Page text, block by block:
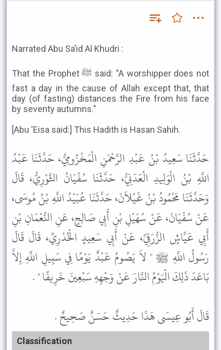
Narrated Abu Sa’id Al Khudri :
That the Prophet ﷺ said: "A worshipper does not
fast a day in the cause of Allah except that, that
day (of fasting) distances the Fire from his face
by seventy autumns."
[Abu 'Eisa said:] This Hadith is Hasan Sahih.
حَدَّثَنَا سَعِيدُ بْنُ عَبْدِ الرَّحْمَنِ الْمَخْزُومِيُّ، حَدَّثَنَا عَبْدُ
اللَّهِ بْنُ الْوَلِيدِ الْعَدَنِيُّ، حَدَّثَنَا سُفْيَانُ الثَّوْرِيُّ، قَالَ
وَحَدَّثَنَا مَحْمُودُ بْنُ غَيْلاَنَ، حَدَّثَنَا عُبَيْدُ اللَّهِ بْنُ مُوسَى،
عَنْ سُفْيَانَ، عَنْ سُهَيْلِ بْنِ أَبِي صَالِحٍ، عَنِ النُّعْمَانِ بْنِ
أَبِي عَيَّاشٍ الزُّرَقِيِّ، عَنْ أَبِي سَعِيدٍ الْخُدْرِيِّ، قَالَ قَالَ
رَسُولُ اللَّهِ ﷺ " لاَ يَصُومُ عَبْدٌ يَوْمًا فِي سَبِيلِ اللَّهِ إِلاَّ
بَاعَدَ ذَلِكَ الْيَوْمُ النَّارَ عَنْ وَجْهِهِ سَبْعِينَ خَرِيفًا " .
قَالَ أَبُو عِيسَى هَذَا حَدِيثٌ حَسَنٌ صَحِيحٌ .
Classification